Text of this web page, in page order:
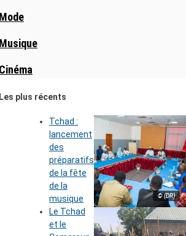
Mode
Musique
Cinéma
Les plus récents
© (DR)
Tchad :
lancement
des
préparatifs
de la fête
de la
musique
Le Tchad
et le